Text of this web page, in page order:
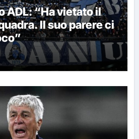
ADL: “Ha vietato il
Il suo parere ci